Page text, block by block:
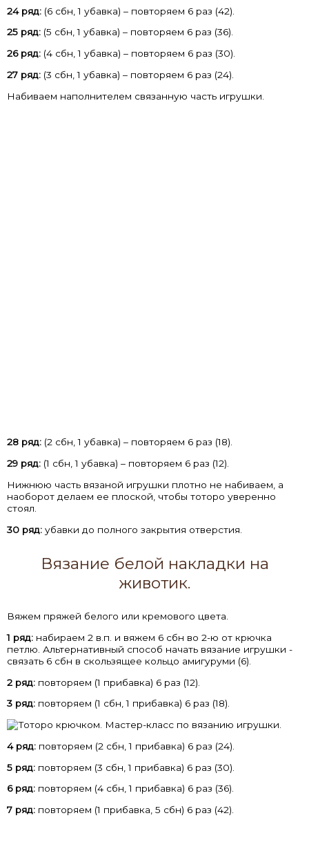
24 ряд: (6 сбн, 1 убавка) – повторяем 6 раз (42).
25 ряд: (5 сбн, 1 убавка) – повторяем 6 раз (36).
26 ряд: (4 сбн, 1 убавка) – повторяем 6 раз (30).
27 ряд: (3 сбн, 1 убавка) – повторяем 6 раз (24).
Набиваем наполнителем связанную часть игрушки.
28 ряд: (2 сбн, 1 убавка) – повторяем 6 раз (18).
29 ряд: (1 сбн, 1 убавка) – повторяем 6 раз (12).
Нижнюю часть вязаной игрушки плотно не набиваем, а
наоборот делаем ее плоской, чтобы тоторо уверенно
стоял.
30 ряд: убавки до полного закрытия отверстия.
Вязание белой накладки на
животик.
Вяжем пряжей белого или кремового цвета.
1 ряд: набираем 2 в.п. и вяжем 6 сбн во 2-ю от крючка
петлю. Альтернативный способ начать вязание игрушки -
связать 6 сбн в скользящее кольцо амигуруми (6).
2 ряд: повторяем (1 прибавка) 6 раз (12).
3 ряд: повторяем (1 сбн, 1 прибавка) 6 раз (18).
4 ряд: повторяем (2 сбн, 1 прибавка) 6 раз (24).
5 ряд: повторяем (3 сбн, 1 прибавка) 6 раз (30).
6 ряд: повторяем (4 сбн, 1 прибавка) 6 раз (36).
7 ряд: повторяем (1 прибавка, 5 сбн) 6 раз (42).